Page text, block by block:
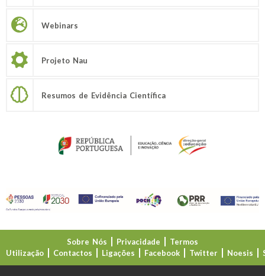
Webinars
Projeto Nau
Resumos de Evidência Científica
Sobre Nós Privacidade
Termos
Utilização
Contactos Ligações Facebook Twitter Noesis